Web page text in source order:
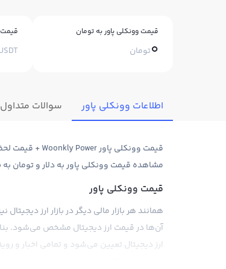
قیمت وونکلی پاور به تومان
0تومان
قیمت
اطلاعات وونکلی پاور سوالات متداول
مشاهده قیمت وونکلی پاور به دلار و تومان به
قیمت وونکلی پاور
همانند هر بازار مالی دیگر در بازار ارز
آن‌ها در قیمت ارز دیجیتال مشخص می‌شود.
ارز دیجیتال تعیین می‌شود و تمامی اخبار و